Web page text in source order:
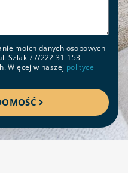
moich danych osobowych
Szlak 77/222 31-153
Więcej w naszej polityce